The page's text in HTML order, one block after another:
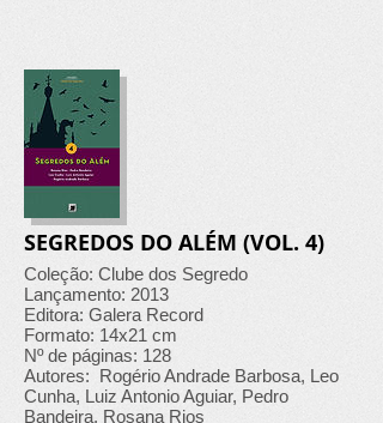
SEGREDOS DO ALÉM (VOL. 4)
Coleção: Clube dos Segredo
Lançamento: 2013
Editora: Galera Record
Formato: 14x21 cm
Nº de páginas: 128
Autores: Rogério Andrade Barbosa, Leo
Cunha, Luiz Antonio Aguiar, Pedro
Bandeira, Rosana Rios